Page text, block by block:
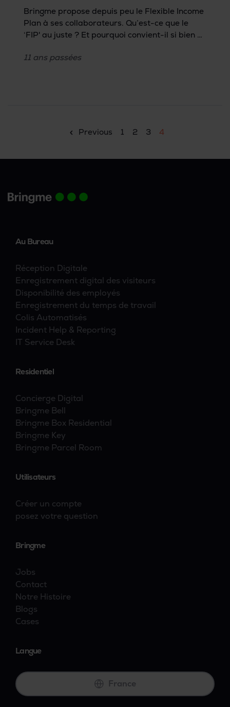
Bringme propose depuis peu le Flexible Income
Plan à ses collaborateurs. Qu’est-ce que le
‘FIP' au juste ? Et pourquoi convient-il si bien à
Bringme ? Nous en avons parlé avec HR.
11 ans passées
Previous 1 2 3 4
Au Bureau
Réception Digitale
Enregistrement digital des visiteurs
Disponibilité des employés
Enregistrement du temps de travail
Colis Automatisés
Incident Help & Reporting
IT Service Desk
Residentiel
Concierge Digital
Bringme Bell
Bringme Box Residential
Bringme Key
Bringme Parcel Room
Utilisateurs
Créer un compte
posez votre question
Bringme
Jobs
Contact
Notre Histoire
Blogs
Cases
Langue
France